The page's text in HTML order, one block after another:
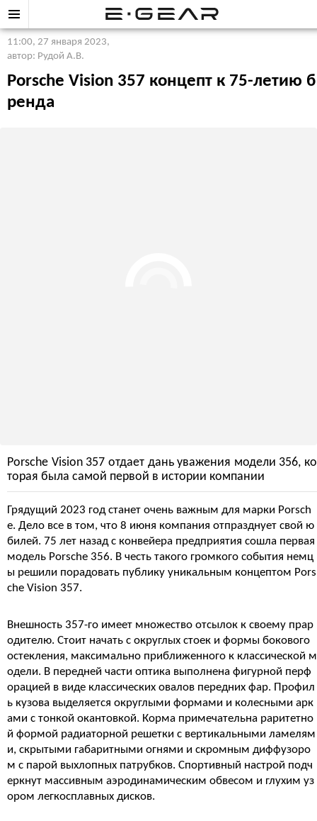
11:00, 27 января 2023,
автор: Рудой А.В.
Porsche Vision 357 концепт к 75-летию б
ренда
Porsche Vision 357 отдает дань уважения модели 356, ко
торая была самой первой в истории компании
Грядущий 2023 год станет очень важным для марки Porsch
e. Дело все в том, что 8 июня компания отпразднует свой ю
билей. 75 лет назад с конвейера предприятия сошла первая
модель Porsche 356. В честь такого громкого события немц
ы решили порадовать публику уникальным концептом Pors
che Vision 357.
Внешность 357-го имеет множество отсылок к своему прар
одителю. Стоит начать с округлых стоек и формы бокового
остекления, максимально приближенного к классической м
одели. В передней части оптика выполнена фигурной перф
орацией в виде классических овалов передних фар. Профил
ь кузова выделяется округлыми формами и колесными арк
ами с тонкой окантовкой. Корма примечательна раритетно
й формой радиаторной решетки с вертикальными ламелям
и, скрытыми габаритными огнями и скромным диффузоро
м с парой выхлопных патрубков. Спортивный настрой подч
еркнут массивным аэродинамическим обвесом и глухим уз
ором легкосплавных дисков.